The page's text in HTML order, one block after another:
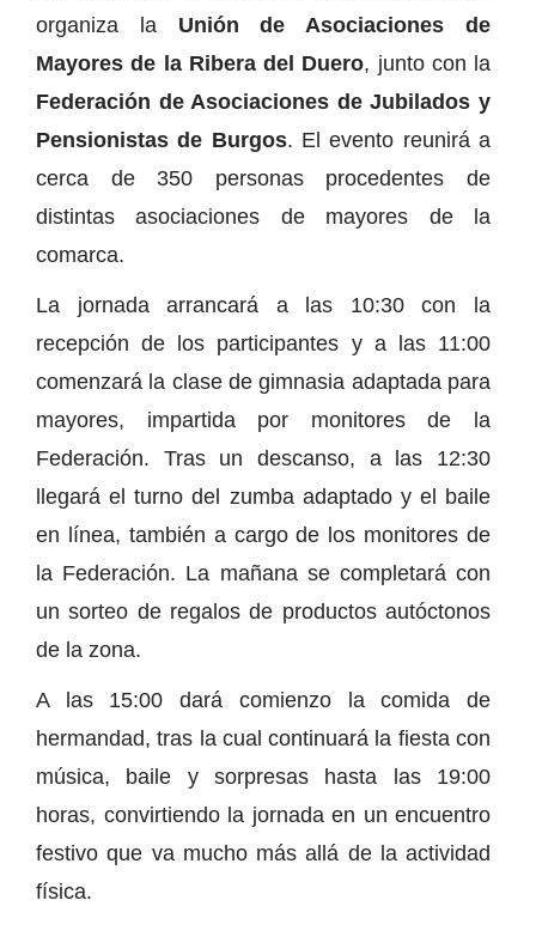
organiza la Unión de Asociaciones de
Mayores de la Ribera del Duero, junto con la
Federación de Asociaciones de Jubilados y
Pensionistas de Burgos. El evento reunirá a
cerca de 350 personas procedentes de
distintas asociaciones de mayores de la
comarca.
La jornada arrancará a las 10:30 con la
recepción de los participantes y a las 11:00
comenzará la clase de gimnasia adaptada para
mayores, impartida por monitores de la
Federación. Tras un descanso, a las 12:30
llegará el turno del zumba adaptado y el baile
en línea, también a cargo de los monitores de
la Federación. La mañana se completará con
un sorteo de regalos de productos autóctonos
de la zona.
A las 15:00 dará comienzo la comida de
hermandad, tras la cual continuará la fiesta con
música, baile y sorpresas hasta las 19:00
horas, convirtiendo la jornada en un encuentro
festivo que va mucho más allá de la actividad
física.